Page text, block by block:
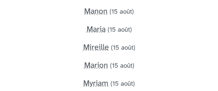
Manon (15 août)
Maria (15 août)
Mireille (15 août)
Marion (15 août)
Myriam (15 août)